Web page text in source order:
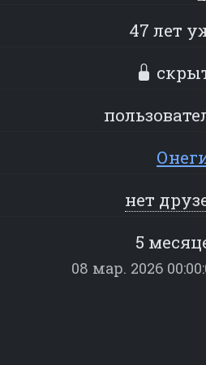
47 лет
нет
5
08 мар. 2026